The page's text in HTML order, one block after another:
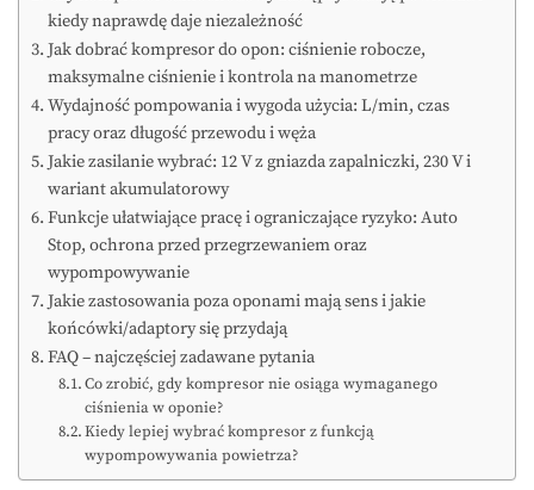
kiedy naprawdę daje niezależność
Jak dobrać kompresor do opon: ciśnienie robocze,
maksymalne ciśnienie i kontrola na manometrze
Wydajność pompowania i wygoda użycia: L/min, czas
pracy oraz długość przewodu i węża
Jakie zasilanie wybrać: 12 V z gniazda zapalniczki, 230 V i
wariant akumulatorowy
Funkcje ułatwiające pracę i ograniczające ryzyko: Auto
Stop, ochrona przed przegrzewaniem oraz
wypompowywanie
Jakie zastosowania poza oponami mają sens i jakie
końcówki/adaptory się przydają
FAQ – najczęściej zadawane pytania
Co zrobić, gdy kompresor nie osiąga wymaganego
ciśnienia w oponie?
Kiedy lepiej wybrać kompresor z funkcją
wypompowywania powietrza?